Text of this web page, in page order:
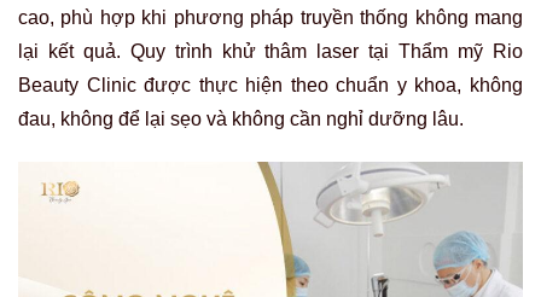
cao, phù hợp khi phương pháp truyền thống không mang
lại kết quả. Quy trình khử thâm laser tại Thẩm mỹ Rio
Beauty Clinic được thực hiện theo chuẩn y khoa, không
đau, không để lại sẹo và không cần nghỉ dưỡng lâu.